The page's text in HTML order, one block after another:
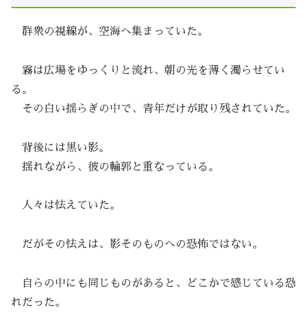
群衆の視線が、空海へ集まっていた。
霧は広場をゆっくりと流れ、朝の光を薄く濁らせてい
る。
その白い揺らぎの中で、青年だけが取り残されていた。
背後には黒い影。
揺れながら、彼の輪郭と重なっている。
人々は怯えていた。
だがその怯えは、影そのものへの恐怖ではない。
自らの中にも同じものがあると、どこかで感じている恐
れだった。